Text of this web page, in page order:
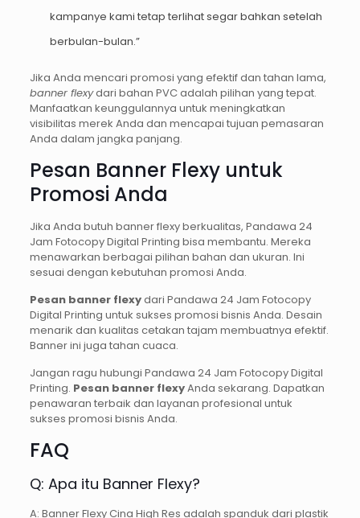
kampanye kami tetap terlihat segar bahkan setelah
berbulan-bulan.”
Jika Anda mencari promosi yang efektif dan tahan lama,
banner flexydari bahan PVC adalah pilihan yang tepat.
Manfaatkan keunggulannya untuk meningkatkan
visibilitas merek Anda dan mencapai tujuan pemasaran
Anda dalam jangka panjang.
Pesan Banner Flexy untuk
Promosi Anda
Jika Anda butuh banner flexy berkualitas, Pandawa 24
Jam Fotocopy Digital Printing bisa membantu. Mereka
menawarkan berbagai pilihan bahan dan ukuran. Ini
sesuai dengan kebutuhan promosi Anda.
Pesan banner flexydari Pandawa 24 Jam Fotocopy
Digital Printing untuk sukses promosi bisnis Anda. Desain
menarik dan kualitas cetakan tajam membuatnya efektif.
Banner ini juga tahan cuaca.
Jangan ragu hubungi Pandawa 24 Jam Fotocopy Digital
Printing. Pesan banner flexyAnda sekarang. Dapatkan
penawaran terbaik dan layanan profesional untuk
sukses promosi bisnis Anda.
FAQ
Q: Apa itu Banner Flexy?
A: Banner Flexy Cina High Res adalah spanduk dari plastik